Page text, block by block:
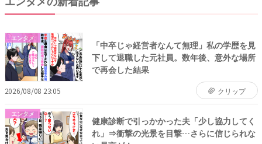
エンタメ
「中卒じゃ経営者なんて無理」私の学歴を見
下して退職した元社員。数年後、意外な場所
で再会した結果
2026/08/08 23:05 クリップ
エンタメ
健康診断で引っかかった夫「少し協力してく
れ」⇒衝撃の光景を目撃…さらに信じられな